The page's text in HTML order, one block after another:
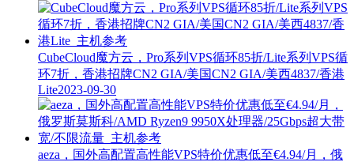
CubeCloud魔方云，Pro系列VPS循环85折/Lite系列VPS循
环7折，香港招牌CN2 GIA/美国CN2 GIA/美西4837/香港
Lite2023-09-30
aeza，国外高配置高性能VPS特价优惠低至€4.94/月，俄